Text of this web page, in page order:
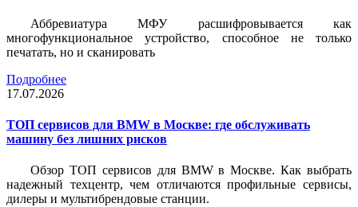
Аббревиатура МФУ расшифровывается как
многофункциональное устройство, способное не только
печатать, но и сканировать
Подробнее
17.07.2026
ТОП сервисов для BMW в Москве: где обслуживать
машину без лишних рисков
Обзор ТОП сервисов для BMW в Москве. Как выбрать
надежный техцентр, чем отличаются профильные сервисы,
дилеры и мультибрендовые станции.